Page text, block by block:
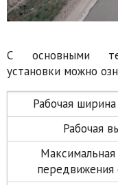
С основными
установки можно
Рабочая
Рабочая